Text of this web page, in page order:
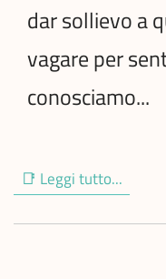
dar sollievo a
vagare per
conosciamo...
📑 Leggi tutto...